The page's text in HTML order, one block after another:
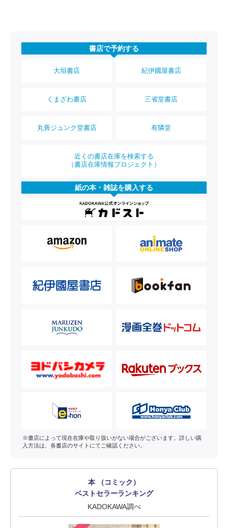
書店で予約する
大垣書店 紀伊國屋書店
くまざわ書店 三省堂書店
丸善ジュンク堂書店 有隣堂
近くの書店在庫を検索する
（書店在庫情報プロジェクト）
紙の本・雑誌を購入する
※書店によって現在在庫や取り扱いがない場合がございます。詳しい購
入方法は、各書店のサイトにてご確認ください。
本 （コミック）
ベストセラーランキング
KADOKAWA調べ